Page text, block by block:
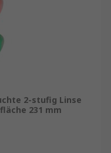
2-stufig Linse
231 mm